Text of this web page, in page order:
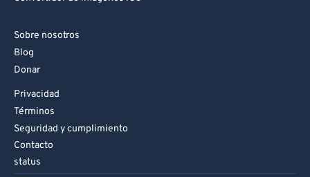
Sobre nosotros
Blog
Donar
Privacidad
Términos
Seguridad y cumplimiento
Contacto
status